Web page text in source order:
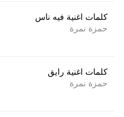
كلمات اغنية فيه ناس
حمزة نمرة
كلمات اغنية رايق
حمزة نمرة